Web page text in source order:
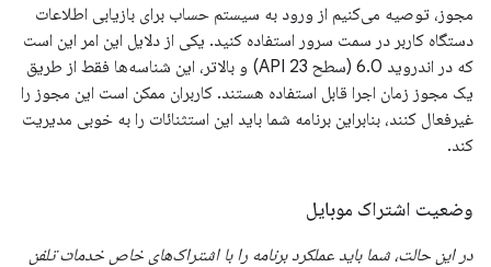
مجوز، توصیه می‌کنیم از ورود به سیستم حساب برای بازیابی اطلاعات
دستگاه کاربر در سمت سرور استفاده کنید. یکی از دلایل این امر این است
که در اندروید 6.0 (سطح API 23) و بالاتر، این شناسه‌ها فقط از طریق
یک مجوز زمان اجرا قابل استفاده هستند. کاربران ممکن است این مجوز را
غیرفعال کنند، بنابراین برنامه شما باید این استثنائات را به خوبی مدیریت
کند.
وضعیت اشتراک موبایل
در این حالت، شما باید عملکرد برنامه را با اشتراک‌های خاص خدمات تلفن